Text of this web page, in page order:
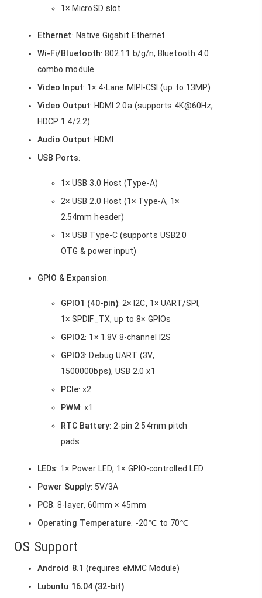
1× MicroSD slot
Ethernet: Native Gigabit Ethernet
Wi-Fi/Bluetooth: 802.11 b/g/n, Bluetooth 4.0
combo module
Video Input: 1× 4-Lane MIPI-CSI (up to 13MP)
Video Output: HDMI 2.0a (supports 4K@60Hz,
HDCP 1.4/2.2)
Audio Output: HDMI
USB Ports:
1× USB 3.0 Host (Type-A)
2× USB 2.0 Host (1× Type-A, 1×
2.54mm header)
1× USB Type-C (supports USB2.0
OTG & power input)
GPIO & Expansion:
GPIO1 (40-pin): 2× I2C, 1× UART/SPI,
1× SPDIF_TX, up to 8× GPIOs
GPIO2: 1× 1.8V 8-channel I2S
GPIO3: Debug UART (3V,
1500000bps), USB 2.0 x1
PCIe: x2
PWM: x1
RTC Battery: 2-pin 2.54mm pitch
pads
LEDs: 1× Power LED, 1× GPIO-controlled LED
Power Supply: 5V/3A
PCB: 8-layer, 60mm × 45mm
Operating Temperature: -20℃ to 70℃
OS Support
Android 8.1 (requires eMMC Module)
Lubuntu 16.04 (32-bit)